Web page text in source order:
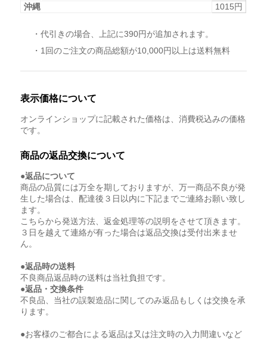
沖縄
1015円
・代引きの場合、上記に390円が追加されます。
・1回のご注文の商品総額が10,000円以上は送料無料
表示価格について
オンラインショップに記載された価格は、消費税込みの価格
です。
商品の返品交換について
●返品について
商品の品質には万全を期しておりますが、万一商品不良が発
生した場合は、配達後３日以内に下記までご連絡お願い致し
ます。
こちらから発送方法、返金処理等の説明をさせて頂きます。
３日を越えて連絡が有った場合は返品交換は受付出来ませ
ん。
●返品時の送料
不良商品返品時の送料は当社負担です。
●返品・交換条件
不良品、当社の誤製造品に関してのみ返品もしくは交換を承
ります。
●お客様のご都合による返品は又は注文時の入力間違いなど